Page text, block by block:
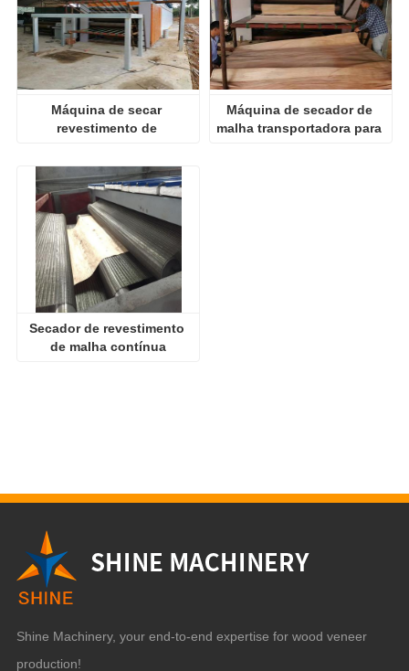
Máquina de secar
revestimento de
malha de várias camadas
Máquina de secador de
malha transportadora para
Secador de revestimento
de malha contínua
Shine Machinery, your end-to-end expertise for wood veneer
production!